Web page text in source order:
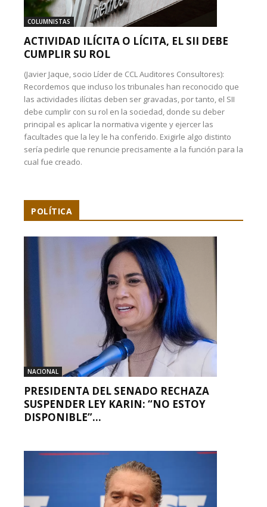
COLUMNISTAS
ACTIVIDAD ILÍCITA O LÍCITA, EL SII DEBE
CUMPLIR SU ROL
(Javier Jaque, socio Líder de CCL Auditores Consultores):
Recordemos que incluso los tribunales han reconocido que
las actividades ilícitas deben ser gravadas, por tanto, el SII
debe cumplir con su rol en la sociedad, donde su deber
principal es aplicar la normativa vigente y ejercer las
facultades que la ley le ha conferido. Exigirle algo distinto
sería pedirle que renuncie precisamente a la función para la
cual fue creado.
POLÍTICA
NACIONAL
PRESIDENTA DEL SENADO RECHAZA
SUSPENDER LEY KARIN: “NO ESTOY
DISPONIBLE”...